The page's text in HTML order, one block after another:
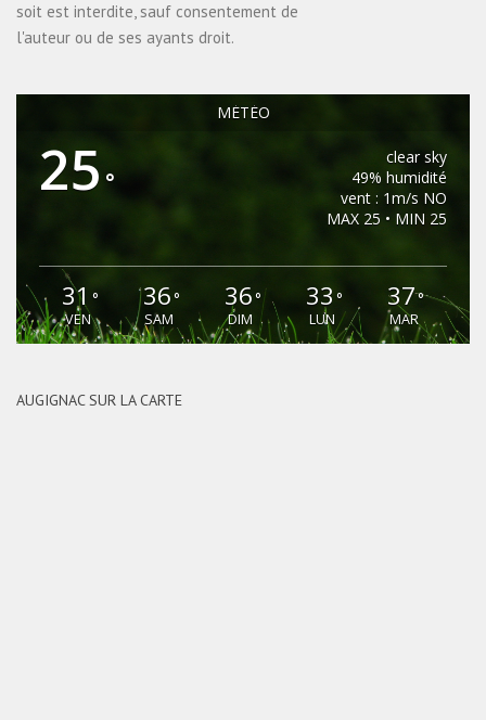
soit est interdite, sauf consentement de
l'auteur ou de ses ayants droit.
MÉTÉO
25 °
clear sky
49% humidité
vent : 1m/s NO
MAX 25 • MIN 25
31 °
VEN
36°
SAM
36°
DIM
33 °
LUN
37°
MAR
AUGIGNAC SUR LA CARTE